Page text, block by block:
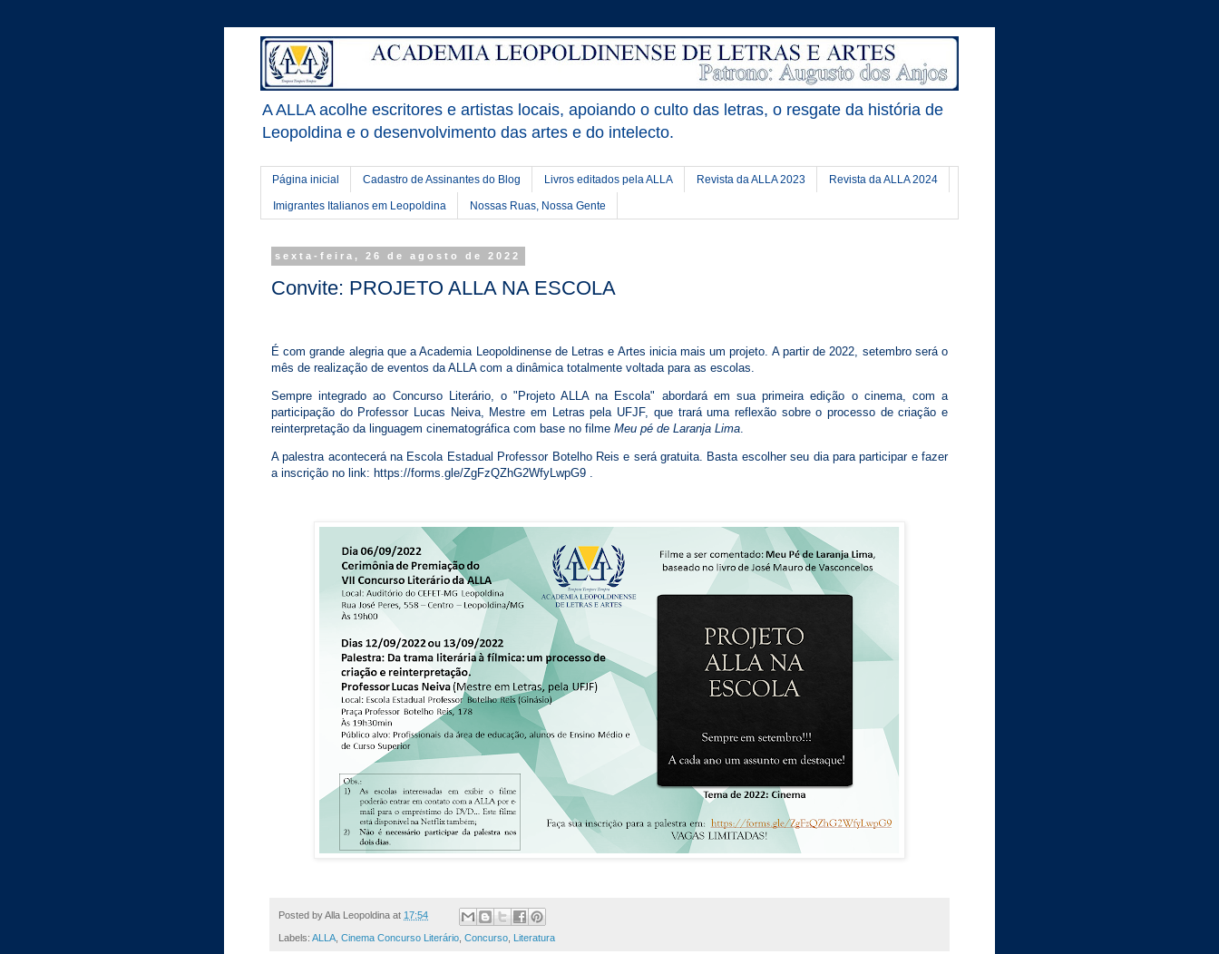
A ALLA acolhe escritores e artistas locais, apoiando o culto das letras, o resgate da história de
Leopoldina e o desenvolvimento das artes e do intelecto.
Página inicial Cadastro de Assinantes do Blog Livros editados pela ALLA Revista da ALLA 2023 Revista da ALLA 2024
Imigrantes Italianos em Leopoldina Nossas Ruas, Nossa Gente
sexta-feira, 26 de agosto de 2022
Convite: PROJETO ALLA NA ESCOLA
É com grande alegria que a Academia Leopoldinense de Letras e Artes inicia mais um projeto. A partir de 2022, setembro será o
mês de realização de eventos da ALLA com a dinâmica totalmente voltada para as escolas.
Sempre integrado ao Concurso Literário, o "Projeto ALLA na Escola" abordará em sua primeira edição o cinema, com a
participação do Professor Lucas Neiva, Mestre em Letras pela UFJF, que trará uma reflexão sobre o processo de criação e
reinterpretação da linguagem cinematográfica com base no filme Meu pé de Laranja Lima
A palestra acontecerá na Escola Estadual Professor Botelho Reis e será gratuita. Basta escolher seu dia para participar e fazer
a inscrição no link: https://forms.gle/ZgFzQZhG2WfyLwpG9 .
Posted byAlla Leopoldina at 17:54
Labels: ALLA Cinema Concurso Literário Concurso Literatura